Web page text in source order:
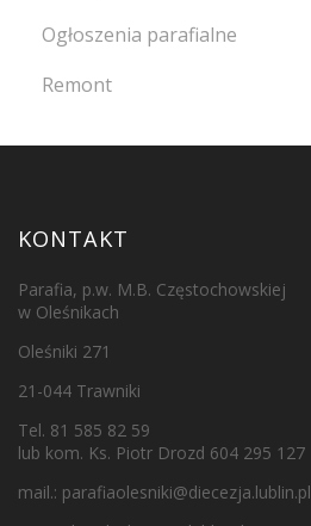
Ogłoszenia parafialne
Remont
KONTAKT
Parafia, p.w. M.B. Częstochowskiej
w Oleśnikach
Oleśniki 271
21-044 Trawniki
Tel. 81 585 82 59
lub kom. Ks. Piotr Drozd 604 295 127
mail.: parafiaolesniki@diecezja.lublin.pl